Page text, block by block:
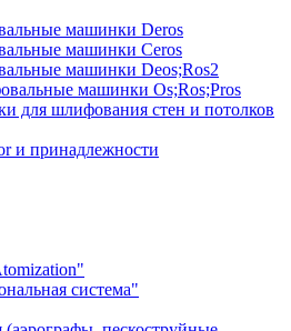
машинки Deros
машинки Ceros
машинки Deos;Ros2
машинки Os;Ros;Pros
для шлифования стен и потолков
и принадлежности
система"